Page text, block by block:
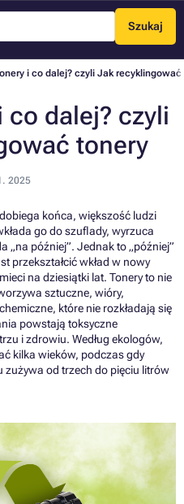
Szukaj
Menu
i co dalej? czyli Jak recyklingować
co dalej? czyli
tonery
2025
końca, większość ludzi
go do szuflady, wyrzuca
„na później”. Jednak to „później”
przekształcić wkład w nowy
na dziesiątki lat. Tonery to nie
sztuczne, wióry,
które nie rozkładają się
powstają toksyczne
i zdrowiu. Według ekologów,
kilka wieków, podczas gdy
zużywa od trzech do pięciu litrów